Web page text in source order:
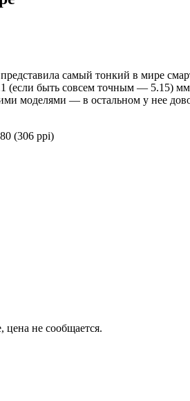
самый тонкий в мире
(если быть совсем точным — 5.15)
моделями — в остальном у нее
(306 ppi)
цена не сообщается.